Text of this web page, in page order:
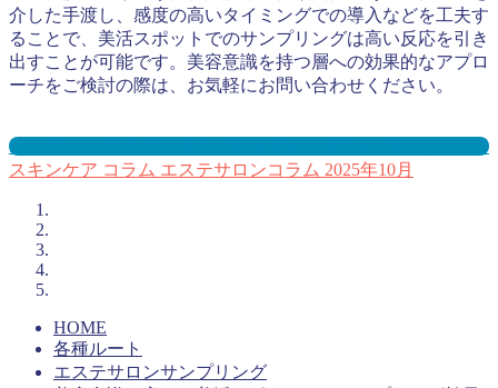
介した手渡し、感度の高いタイミングでの導入などを工夫す
ることで、美活スポットでのサンプリングは高い反応を引き
出すことが可能です。美容意識を持つ層への効果的なアプロ
ーチをご検討の際は、お気軽にお問い合わせください。
エステサロンサンプリングとは？メリット３選と事例を紹介
スキンケア コラム エステサロンコラム 2025年10月
HOME
各種ルート
エステサロンサンプリング